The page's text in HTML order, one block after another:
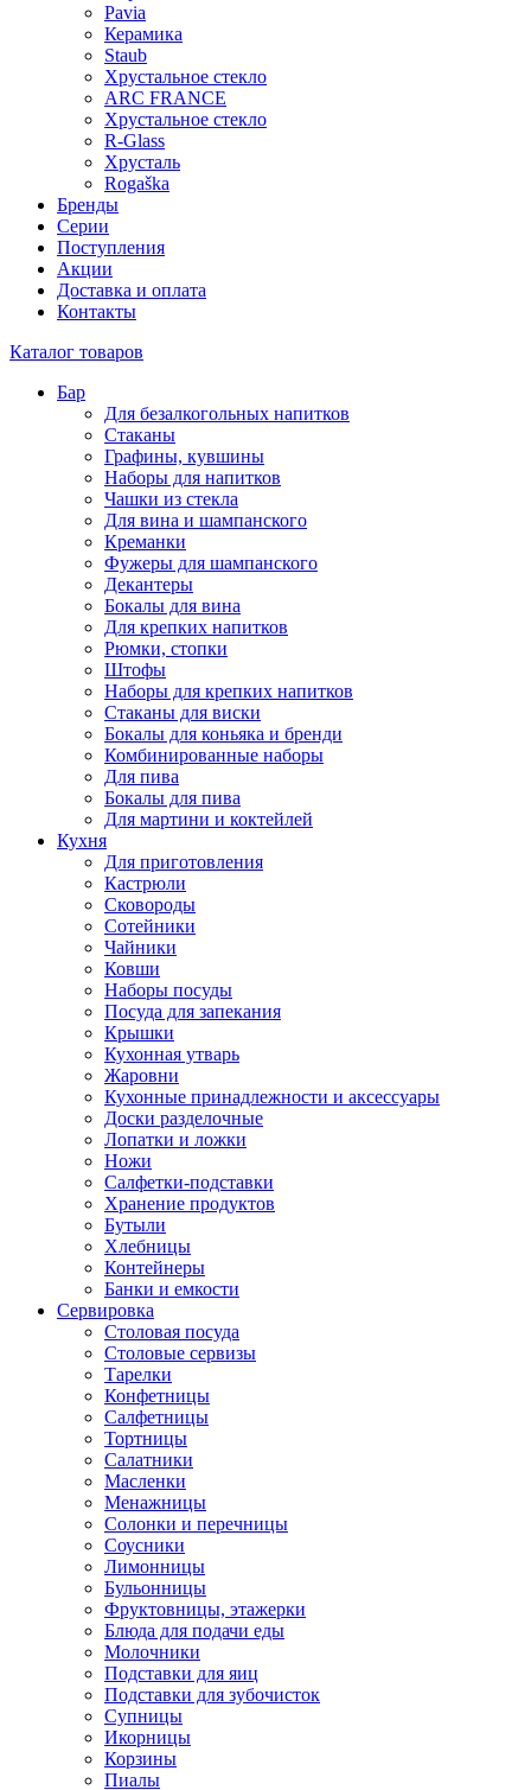
Pavia
Керамика
Staub
Хрустальное стекло
ARC FRANCE
Хрустальное стекло
R-Glass
Хрусталь
Rogaška
Бренды
Серии
Поступления
Акции
Доставка и оплата
Контакты
Каталог товаров
Бар
Для безалкогольных напитков
Стаканы
Графины, кувшины
Наборы для напитков
Чашки из стекла
Для вина и шампанского
Креманки
Фужеры для шампанского
Декантеры
Бокалы для вина
Для крепких напитков
Рюмки, стопки
Штофы
Наборы для крепких напитков
Стаканы для виски
Бокалы для коньяка и бренди
Комбинированные наборы
Для пива
Бокалы для пива
Для мартини и коктейлей
Кухня
Для приготовления
Кастрюли
Сковороды
Сотейники
Чайники
Ковши
Наборы посуды
Посуда для запекания
Крышки
Кухонная утварь
Жаровни
Кухонные принадлежности и аксессуары
Доски разделочные
Лопатки и ложки
Ножи
Салфетки-подставки
Хранение продуктов
Бутыли
Хлебницы
Контейнеры
Банки и емкости
Сервировка
Столовая посуда
Столовые сервизы
Тарелки
Конфетницы
Салфетницы
Тортницы
Салатники
Масленки
Менажницы
Солонки и перечницы
Соусники
Лимонницы
Бульонницы
Фруктовницы, этажерки
Блюда для подачи еды
Молочники
Подставки для яиц
Подставки для зубочисток
Супницы
Икорницы
Корзины
Пиалы